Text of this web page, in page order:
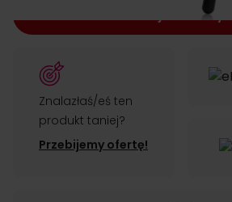
Dodaj do koszyka
Znalazłaś/eś ten
produkt taniej?
Przebijemy ofertę!